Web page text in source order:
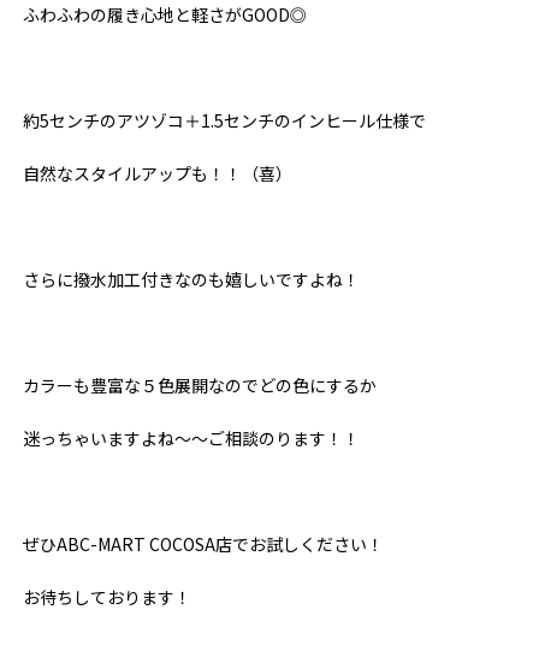
ふわふわの履き心地と軽さがGOOD◎
約5センチのアツゾコ＋1.5センチのインヒール仕様で
自然なスタイルアップも！！（喜）
さらに撥水加工付きなのも嬉しいですよね！
カラーも豊富な５色展開なのでどの色にするか
迷っちゃいますよね～～ご相談のります！！
ぜひABC-MART COCOSA店でお試しください！
お待ちしております！